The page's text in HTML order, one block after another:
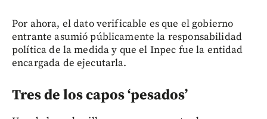
Por ahora, el dato verificable es que el gobierno
entrante asumió públicamente la responsabilidad
política de la medida y que el Inpec fue la entidad
encargada de ejecutarla.
Tres de los capos ‘pesados’